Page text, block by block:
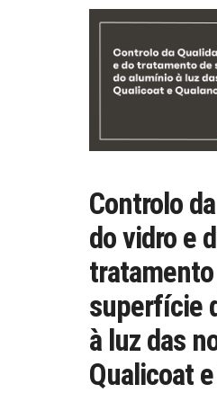
Controlo
do vidro e
superfície
à luz das
Qualicoat